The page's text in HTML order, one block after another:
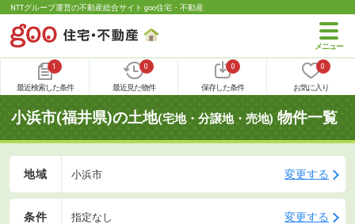
NTTグループ運営の不動産総合サイト goo住宅・不動産
1
最近検索した条件
0
最近見た物件
0
保存した条件
0
お気に入り
小浜市(福井県)の土地(宅地・分譲地・売地) 物件一覧
地域 小浜市 変更する
条件 指定なし 変更する